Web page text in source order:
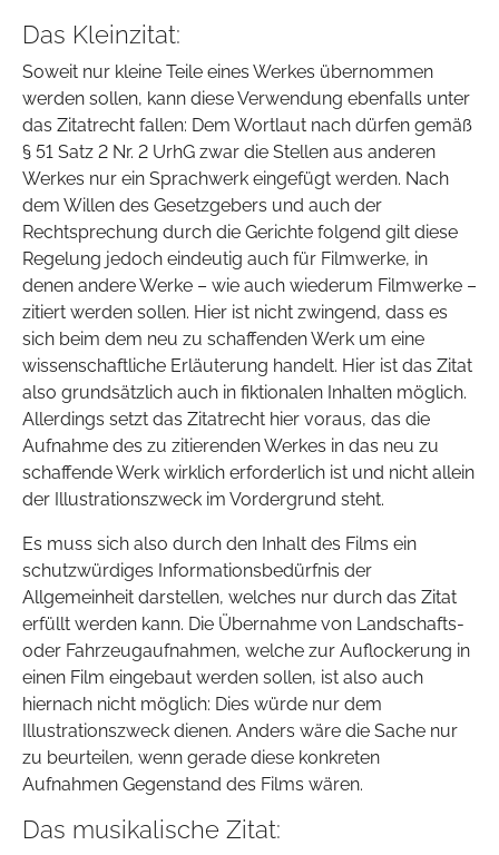
Das Kleinzitat:
Soweit nur kleine Teile eines Werkes übernommen
werden sollen, kann diese Verwendung ebenfalls unter
das Zitatrecht fallen: Dem Wortlaut nach dürfen gemäß
§ 51 Satz 2 Nr. 2 UrhG zwar die Stellen aus anderen
Werkes nur ein Sprachwerk eingefügt werden. Nach
dem Willen des Gesetzgebers und auch der
Rechtsprechung durch die Gerichte folgend gilt diese
Regelung jedoch eindeutig auch für Filmwerke, in
denen andere Werke – wie auch wiederum Filmwerke –
zitiert werden sollen. Hier ist nicht zwingend, dass es
sich beim dem neu zu schaffenden Werk um eine
wissenschaftliche Erläuterung handelt. Hier ist das Zitat
also grundsätzlich auch in fiktionalen Inhalten möglich.
Allerdings setzt das Zitatrecht hier voraus, das die
Aufnahme des zu zitierenden Werkes in das neu zu
schaffende Werk wirklich erforderlich ist und nicht allein
der Illustrationszweck im Vordergrund steht.
Es muss sich also durch den Inhalt des Films ein
schutzwürdiges Informationsbedürfnis der
Allgemeinheit darstellen, welches nur durch das Zitat
erfüllt werden kann. Die Übernahme von Landschafts-
oder Fahrzeugaufnahmen, welche zur Auflockerung in
einen Film eingebaut werden sollen, ist also auch
hiernach nicht möglich: Dies würde nur dem
Illustrationszweck dienen. Anders wäre die Sache nur
zu beurteilen, wenn gerade diese konkreten
Aufnahmen Gegenstand des Films wären.
Das musikalische Zitat: